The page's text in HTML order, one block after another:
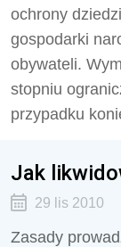
ochrony
gospodarki
obywateli.
stopniu
przypadku
Jak
29 lis 2010
Zasady